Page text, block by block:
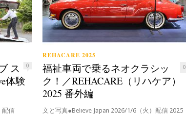
0
ス
体験
配信
REHACARE 2025
0
福祉車両で乗るネオクラシッ
ク！／REHACARE（リハケア）
2025 番外編
文と写真●Believe Japan 2026/1/6（火）配信 2025